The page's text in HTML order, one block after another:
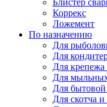
Блистер
Коррекс
Ложемент
По назначению
Для
Для
Для крепежа
Для
Для
Для скотча